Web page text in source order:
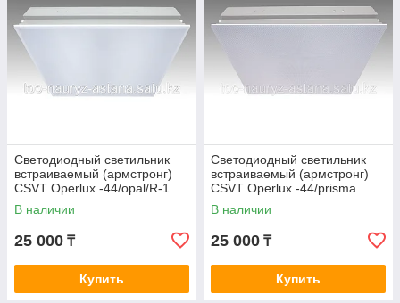
Светодиодный светильник
встраиваемый (армстронг)
CSVT Operlux -44/opal/R-1
В наличии
25 000 ₸
Купить
Светодиодный светильник
встраиваемый (армстронг)
CSVT Operlux -44/prisma
В наличии
25 000 ₸
Купить